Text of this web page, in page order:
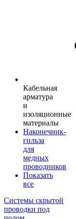
Кабельная
арматура
и
изоляционные
материалы
Наконечник-
гильза
для
медных
проводников
Показать
все
Системы скрытой
проводки под